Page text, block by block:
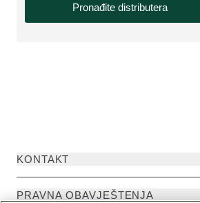
Pronađite distributera
KONTAKT
PRAVNA OBAVJEŠTENJA